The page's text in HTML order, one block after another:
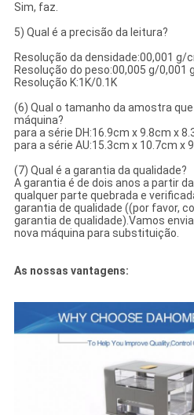
Sim, faz.
5) Qual é a precisão da leitura?
Resolução da densidade:00,001 g/
Resolução do peso:00,005 g/0,001 g
Resolução K:1K/0.1K
(6) Qual o tamanho da amostra
máquina?
para a série DH:16.9cm x 9.8cm x
para a série AU:15.3cm x 10.7cm x
(7) Qual é a garantia da qualidade?
A garantia é de dois anos a partir
qualquer parte quebrada e
garantia de qualidade ((por favor,
garantia de qualidade).Vamos
nova máquina para substituição.
As nossas vantagens: